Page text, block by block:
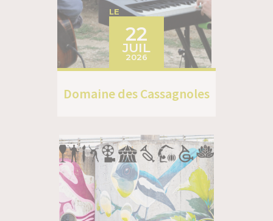
LE
22
JUIL
2026
Domaine des Cassagnoles